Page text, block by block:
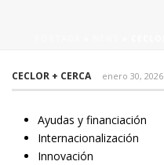
CECLOR + CERCA enero 30, 2026
Ayudas y financiación
Internacionalización
Innovación